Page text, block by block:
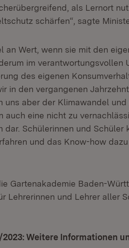
als Lernort
schärfen“, sagte
an Wert, wenn sie mit den
im verantwortungsvollen
des eigenen
in den vergangenen
uns aber der Klimawandel
auch eine nicht zu
Schülerinnen und Schüler
und das Know-how
Gartenakademie Baden-
Lehrerinnen und Lehrer aller
Weitere Informationen